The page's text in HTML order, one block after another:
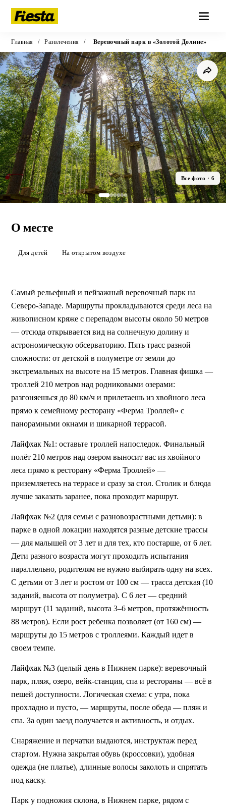
Главная / Развлечения / Веревочный парк в «Золотой Долине»
Все фото · 6
Веревочный парк в «Золотой
Большой и красивый веревочный парк для детей и взрослых с
ЗАБРОНИРОВАТЬ
О месте
Для детей На открытом воздухе
Самый рельефный и пейзажный веревочный парк на
Северо-Западе. Маршруты прокладываются среди леса на
живописном кряже с перепадом высоты около 50 метров
— отсюда открывается вид на солнечную долину и
астрономическую обсерваторию. Пять трасс разной
сложности: от детской в ​​полуметре от земли до
экстремальных на высоте на 15 метров. Главная фишка —
троллей 210 ​​метров над родниковыми озерами:
разгоняешься до 80 км/ч и прилетаешь из хвойного леса
прямо к семейному ресторану «Ферма Троллей» с
панорамными окнами и шикарной террасой.
Лайфхак №1: оставьте троллей напоследок. Финальный
полёт 210 метров над озером выносит вас из хвойного
леса прямо к ресторану «Ферма Троллей» —
приземляетесь на террасе и сразу за стол. Столик и блюда
лучше заказать заранее, пока проходит маршрут.
Лайфхак №2 (для семьи с разновозрастными детьми): в
парке в одной локации находятся разные детские трассы
— для малышей от 3 лет и для тех, кто постарше, от 6 лет.
Дети разного возраста могут проходить испытания
параллельно, родителям не нужно выбирать одну на всех.
С детьми от 3 лет и ростом от 100 см — трасса детская (10
заданий, высота от полуметра). С 6 лет — средний
маршрут (11 заданий, высота 3–6 метров, протяжённость
88 метров). Если рост ребенка позволяет (от 160 см) —
маршруты до 15 метров с троллеями. Каждый идет в
своем темпе.
Лайфхак №3 (целый день в Нижнем парке): веревочный
парк, пляж, озеро, вейк-станция, спа и рестораны — всё в
пешей доступности. Логическая схема: с утра, пока
прохладно и пусто, — маршруты, после обеда — пляж и
спа. За один заезд получается и активность, и отдых.
Снаряжение и перчатки выдаются, инструктаж перед
стартом. Нужна закрытая обувь (кроссовки), удобная
одежда (не платье), длинные волосы заколоть и спрятать
под каску.
Парк у подножия склона, в Нижнем парке, рядом с